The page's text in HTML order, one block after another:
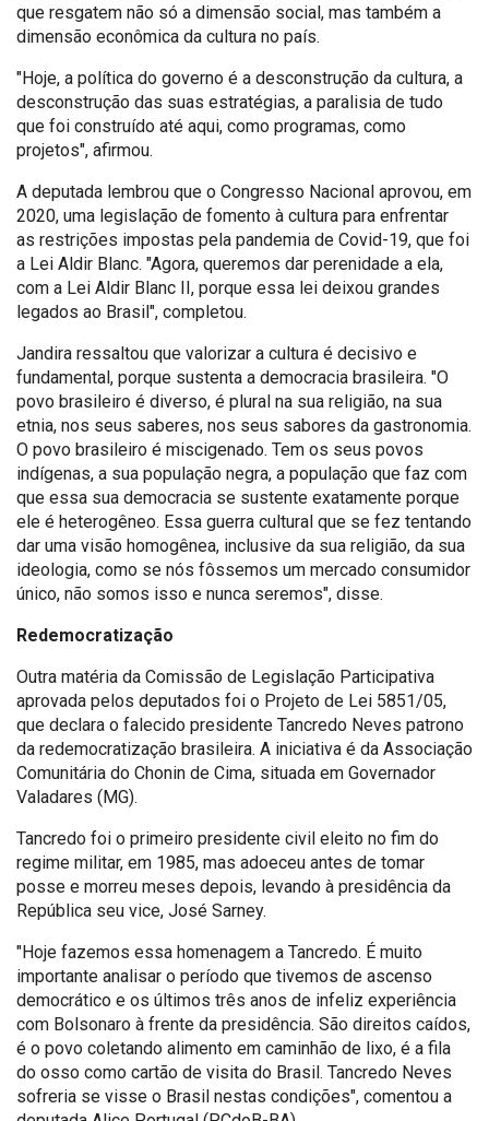
que resgatem não só a dimensão social, mas também a
dimensão econômica da cultura no país.
"Hoje, a política do governo é a desconstrução da cultura, a
desconstrução das suas estratégias, a paralisia de tudo
que foi construído até aqui, como programas, como
projetos", afirmou.
A deputada lembrou que o Congresso Nacional aprovou, em
2020, uma legislação de fomento à cultura para enfrentar
as restrições impostas pela pandemia de Covid-19, que foi
a Lei Aldir Blanc. "Agora, queremos dar perenidade a ela,
com a Lei Aldir Blanc II, porque essa lei deixou grandes
legados ao Brasil", completou.
Jandira ressaltou que valorizar a cultura é decisivo e
fundamental, porque sustenta a democracia brasileira. "O
povo brasileiro é diverso, é plural na sua religião, na sua
etnia, nos seus saberes, nos seus sabores da gastronomia.
O povo brasileiro é miscigenado. Tem os seus povos
indígenas, a sua população negra, a população que faz com
que essa sua democracia se sustente exatamente porque
ele é heterogêneo. Essa guerra cultural que se fez tentando
dar uma visão homogênea, inclusive da sua religião, da sua
ideologia, como se nós fôssemos um mercado consumidor
único, não somos isso e nunca seremos", disse.
Redemocratização
Outra matéria da Comissão de Legislação Participativa
aprovada pelos deputados foi o Projeto de Lei 5851/05,
que declara o falecido presidente Tancredo Neves patrono
da redemocratização brasileira. A iniciativa é da Associação
Comunitária do Chonin de Cima, situada em Governador
Valadares (MG).
Tancredo foi o primeiro presidente civil eleito no fim do
regime militar, em 1985, mas adoeceu antes de tomar
posse e morreu meses depois, levando à presidência da
República seu vice, José Sarney.
"Hoje fazemos essa homenagem a Tancredo. É muito
importante analisar o período que tivemos de ascenso
democrático e os últimos três anos de infeliz experiência
com Bolsonaro à frente da presidência. São direitos caídos,
é o povo coletando alimento em caminhão de lixo, é a fila
do osso como cartão de visita do Brasil. Tancredo Neves
sofreria se visse o Brasil nestas condições", comentou a